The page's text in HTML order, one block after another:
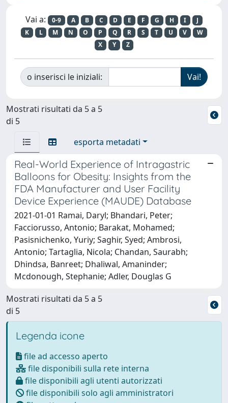
Vai a: 0-9 A B C D E F G H I
J
K
L M N O P Q R S T U V
W
X
Y Z
o inserisci le iniziali:
Mostrati risultati da 5 a 5
di 5
esporta metadati
Real-World Experience of Intragastric
Balloons for Obesity: Insights from the
FDA Manufacturer and User Facility
Device Experience (MAUDE) Database
2021-01-01 Ramai, Daryl; Bhandari, Peter;
Facciorusso, Antonio; Barakat, Mohamed;
Pasisnichenko, Yuriy; Saghir, Syed; Ambrosi,
Antonio; Tartaglia, Nicola; Chandan, Saurabh;
Dhindsa, Banreet; Dhaliwal, Amaninder;
Mcdonough, Stephanie; Adler, Douglas G
Mostrati risultati da 5 a 5
di 5
Legenda icone
file ad accesso aperto
file disponibili sulla rete interna
file disponibili agli utenti autorizzati
file disponibili solo agli amministratori